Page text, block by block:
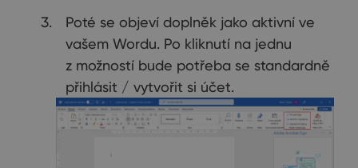
Poté se objeví doplněk jako aktivní ve
vašem Wordu. Po kliknutí na jednu
z možností bude potřeba se standardně
přihlásit / vytvořit si účet.